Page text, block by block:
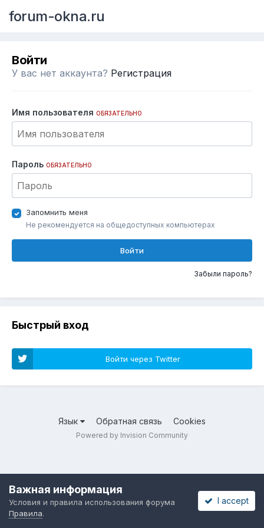
forum-okna.ru
Войти
У вас нет аккаунта? Регистрация
Имя пользователя ОБЯЗАТЕЛЬНО
Пароль ОБЯЗАТЕЛЬНО
Запомнить меня
Не рекомендуется на общедоступных компьютерах
Войти
Забыли пароль?
Быстрый вход
Войти через Twitter
Язык Обратная связь Cookies
Powered by Invision Community
Важная информация
Условия и правила использования форума
Правила.
I accept